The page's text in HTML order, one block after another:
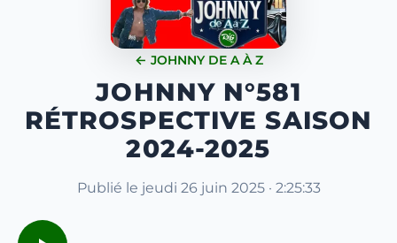
← JOHNNY DE A À Z
JOHNNY N°581
RÉTROSPECTIVE SAISON
2024-2025
Publié le jeudi 26 juin 2025 · 2:25:33